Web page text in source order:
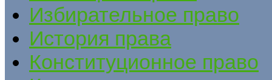
Избирательное право
История права
Конституционное право